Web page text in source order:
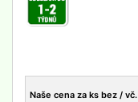
Naše cena za ks bez / vč.